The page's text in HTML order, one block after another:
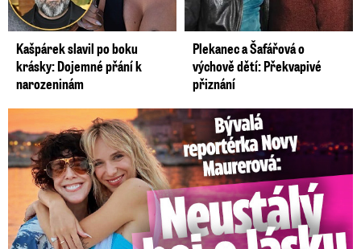
Kašpárek slavil po boku
krásky: Dojemné přání k
narozeninám
Plekanec a Šafářová o
výchově dětí: Překvapivé
přiznání
Bývalá reportérka Novy Maurerová: Neustálý boj o lásku s ...